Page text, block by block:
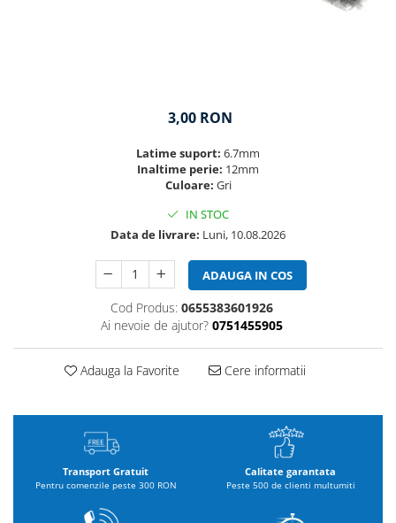
3,00 RON
Latime suport: 6.7mm
Inaltime perie: 12mm
Culoare: Gri
IN STOC
Data de livrare: Luni, 10.08.2026
ADAUGA IN COS
Cod Produs: 0655383601926
Ai nevoie de ajutor? 0751455905
Adauga la Favorite Cere informatii
Transport Gratuit
Pentru comenzile peste 300 RON
Calitate garantata
Peste 500 de clienti multumiti